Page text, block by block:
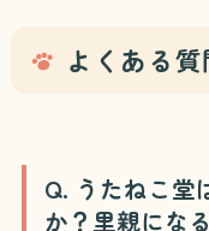
よくある質
Q. うたねこ堂
か？里親にな